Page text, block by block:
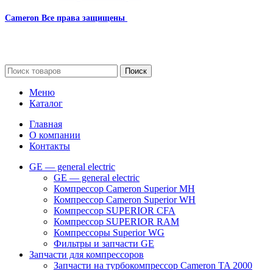
Cameron Все права защищены
Поиск
Меню
Каталог
Главная
О компании
Контакты
GE — general electric
GE — general electric
Компрессор Cameron Superior MH
Компрессор Cameron Superior WH
Компрессор SUPERIOR CFA
Компрессор SUPERIOR RAM
Компрессоры Superior WG
Фильтры и запчасти GE
Запчасти для компрессоров
Запчасти на турбокомпрессор Cameron TA 2000